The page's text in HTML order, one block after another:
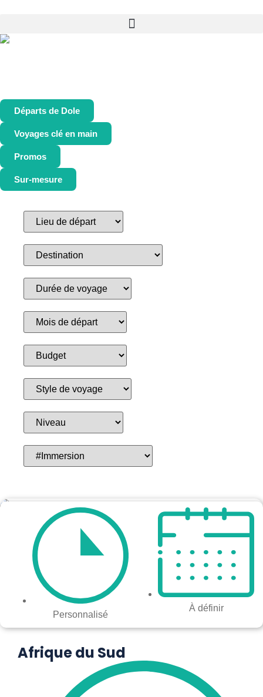
Départs de Dole
Voyages clé en main
Promos
Sur-mesure
Personnalisé
À définir
Afrique du Sud